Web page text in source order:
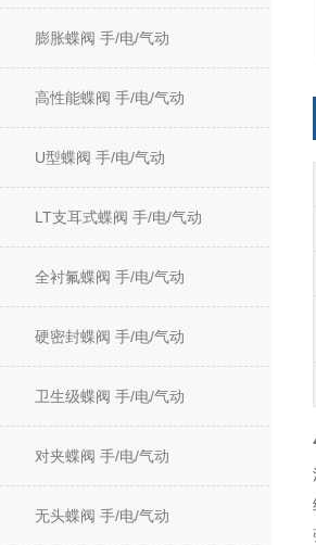
膨胀蝶阀 手/电/气动
高性能蝶阀 手/电/气动
U型蝶阀 手/电/气动
LT支耳式蝶阀 手/电/气动
全衬氟蝶阀 手/电/气动
硬密封蝶阀 手/电/气动
卫生级蝶阀 手/电/气动
对夹蝶阀 手/电/气动
无头蝶阀 手/电/气动